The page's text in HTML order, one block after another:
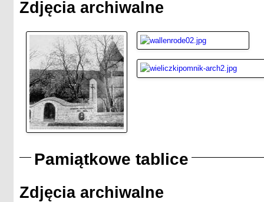
Zdjęcia archiwalne
Pamiątkowe tablice
Zdjęcia archiwalne